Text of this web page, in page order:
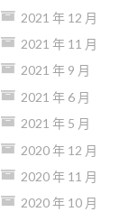
2021 年 12 月
2021 年 11 月
2021 年 9 月
2021 年 6 月
2021 年 5 月
2020 年 12 月
2020 年 11 月
2020 年 10 月